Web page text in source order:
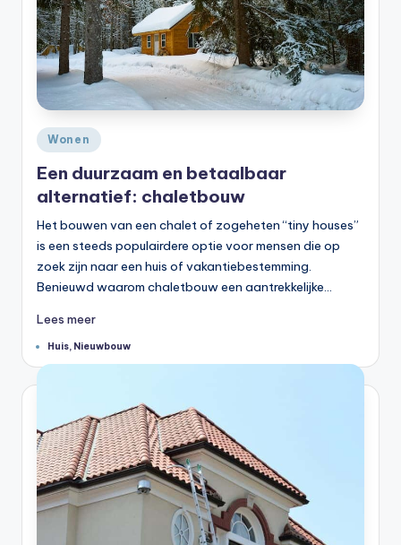
Geplaatst
in
Wonen
Een duurzaam en betaalbaar
alternatief: chaletbouw
Het bouwen van een chalet of zogeheten “tiny houses”
is een steeds populairdere optie voor mensen die op
zoek zijn naar een huis of vakantiebestemming.
Benieuwd waarom chaletbouw een aantrekkelijke…
Lees meer
Tags:
Huis, Nieuwbouw